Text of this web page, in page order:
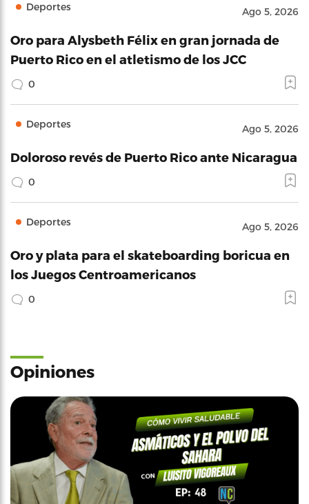
Deportes Ago 5, 2026
Oro para Alysbeth Félix en gran jornada de
Puerto Rico en el atletismo de los JCC
0
Deportes Ago 5, 2026
Doloroso revés de Puerto Rico ante Nicaragua
0
Deportes Ago 5, 2026
Oro y plata para el skateboarding boricua en
los Juegos Centroamericanos
0
Opiniones